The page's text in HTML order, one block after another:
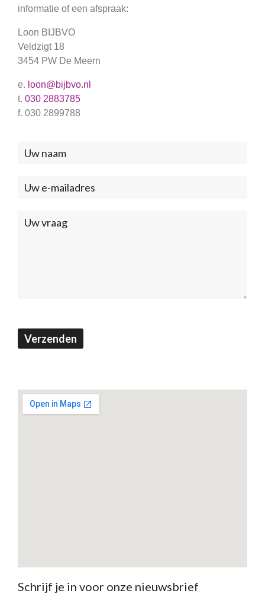
informatie of een afspraak:
Loon BIJBVO
Veldzigt 18
3454 PW De Meern
e. loon@bijbvo.nl
t. 030 2883785
f. 030 2899788
Neem
met
ons
Verzenden
Schrijf je in voor onze nieuwsbrief